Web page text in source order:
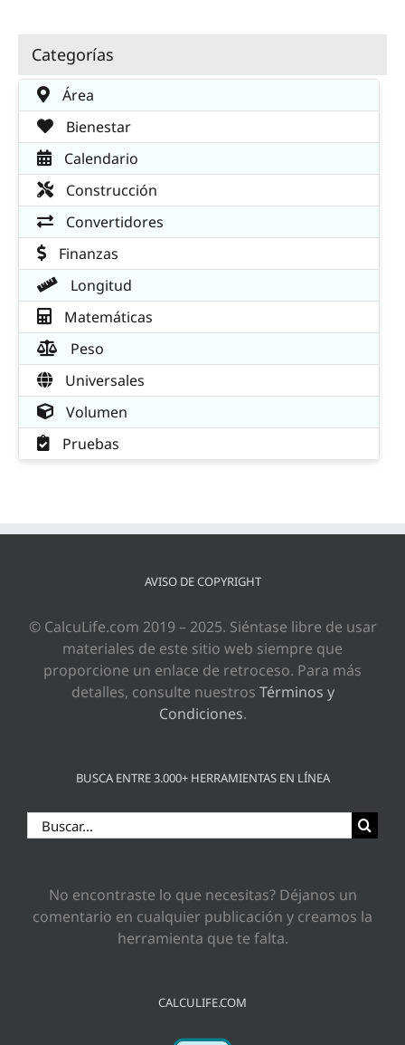
Categorías
Área
Bienestar
Calendario
Construcción
Convertidores
Finanzas
Longitud
Matemáticas
Peso
Universales
Volumen
Pruebas
AVISO DE COPYRIGHT
© CalcuLife.com 2019 – 2025. Siéntase libre de usar
materiales de este sitio web siempre que
proporcione un enlace de retroceso. Para más
detalles, consulte nuestros Términos y
Condiciones.
BUSCA ENTRE 3.000+ HERRAMIENTAS EN LÍNEA
Buscar:
No encontraste lo que necesitas? Déjanos un
comentario en cualquier publicación y creamos la
herramienta que te falta.
CALCULIFE.COM